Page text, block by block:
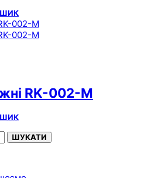
RK-002-M
ШУКАТИ